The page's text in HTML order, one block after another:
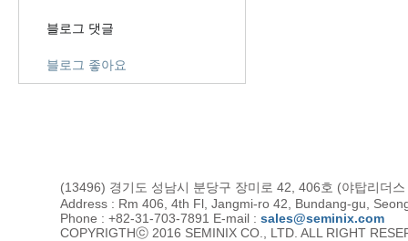
블로그 댓글
블로그 좋아요
(13496) 경기도 성남시 분당구 장미로 42, 406호 (야탑리더
Address : Rm 406, 4th Fl, Jangmi-ro 42, Bundang-gu,
Phone : +82-31-703-7891 E-mail : sales@seminix.com
COPYRIGTHⓒ 2016 SEMINIX CO., LTD. ALL RIGHT